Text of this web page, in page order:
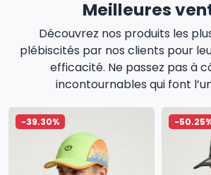
Meilleures
Découvrez nos produits les
plébiscités par nos clients pour
efficacité. Ne passez pas à
incontournables qui font
-39.30% -